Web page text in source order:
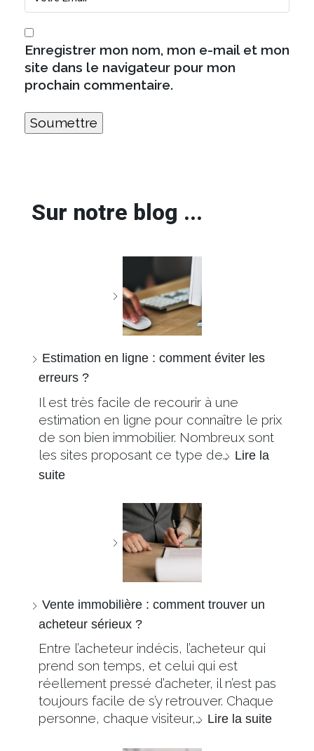
Enregistrer mon nom, mon e-mail et mon
site dans le navigateur pour mon
prochain commentaire.
Sur notre blog ...
Estimation en ligne : comment éviter les
erreurs ?
Il est très facile de recourir à une
estimation en ligne pour connaître le prix
de son bien immobilier. Nombreux sont
les sites proposant ce type de… Lire la
suite
Vente immobilière : comment trouver un
acheteur sérieux ?
Entre l’acheteur indécis, l’acheteur qui
prend son temps, et celui qui est
réellement pressé d’acheter, il n’est pas
toujours facile de s’y retrouver. Chaque
personne, chaque visiteur,… Lire la suite